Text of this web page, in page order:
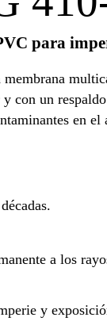
para
con un
en el
a los
y